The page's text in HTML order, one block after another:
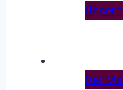
Der